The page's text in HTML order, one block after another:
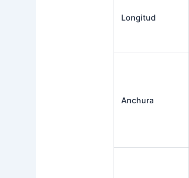
Longitud
Anchura